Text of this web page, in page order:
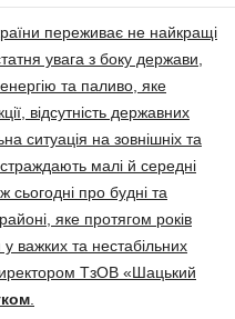
переживає не найкращі
увага з бо­ку держави,
та па­ливо, яке
відсутність державних
ситуація на зовнішніх та
страждають малі й середні
сьогодні про будні та
яке про­тягом років
у важких та нес­табільних
ТзОВ «Шацький